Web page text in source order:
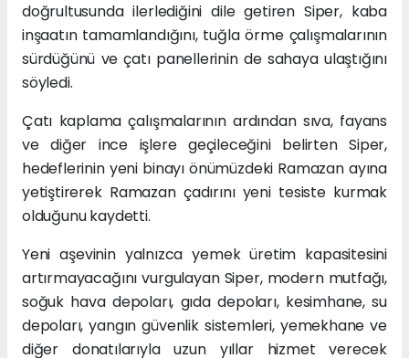
doğrultusunda ilerlediğini dile getiren Siper, kaba
inşaatın tamamlandığını, tuğla örme çalışmalarının
sürdüğünü ve çatı panellerinin de sahaya ulaştığını
söyledi.
Çatı kaplama çalışmalarının ardından sıva, fayans
ve diğer ince işlere geçileceğini belirten Siper,
hedeflerinin yeni binayı önümüzdeki Ramazan ayına
yetiştirerek Ramazan çadırını yeni tesiste kurmak
olduğunu kaydetti.
Yeni aşevinin yalnızca yemek üretim kapasitesini
artırmayacağını vurgulayan Siper, modern mutfağı,
soğuk hava depoları, gıda depoları, kesimhane, su
depoları, yangın güvenlik sistemleri, yemekhane ve
diğer donatılarıyla uzun yıllar hizmet verecek